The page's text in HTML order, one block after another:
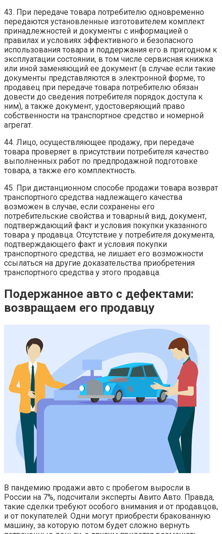
43. При передаче товара потребителю одновременно
передаются установленные изготовителем комплект
принадлежностей и документы с информацией о
правилах и условиях эффективного и безопасного
использования товара и поддержания его в пригодном к
эксплуатации состоянии, в том числе сервисная книжка
или иной заменяющий ее документ (в случае если такие
документы представляются в электронной форме, то
продавец при передаче товара потребителю обязан
довести до сведения потребителя порядок доступа к
ним), а также документ, удостоверяющий право
собственности на транспортное средство и номерной
агрегат.
44. Лицо, осуществляющее продажу, при передаче
товара проверяет в присутствии потребителя качество
выполненных работ по предпродажной подготовке
товара, а также его комплектность.
45. При дистанционном способе продажи товара возврат
транспортного средства надлежащего качества
возможен в случае, если сохранены его
потребительские свойства и товарный вид, документ,
подтверждающий факт и условия покупки указанного
товара у продавца. Отсутствие у потребителя документа,
подтверждающего факт и условия покупки
транспортного средства, не лишает его возможности
ссылаться на другие доказательства приобретения
транспортного средства у этого продавца.
Подержанное авто с дефектами:
возвращаем его продавцу
В пандемию продажи авто с пробегом выросли в
России на 7%, подсчитали эксперты Авито Авто. Правда,
такие сделки требуют особого внимания и от продавцов,
и от покупателей. Одни могут приобрести бракованную
машину, за которую потом будет сложно вернуть